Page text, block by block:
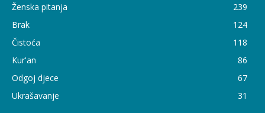
Ženska pitanja
239
Brak
124
Čistoća
118
Kur'an
86
Odgoj djece
67
Ukrašavanje
31